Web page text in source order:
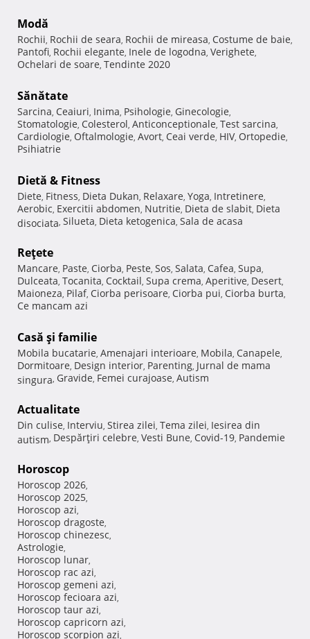
Modă
Rochii, Rochii de seara, Rochii de mireasa, Costume de baie,
Pantofi, Rochii elegante, Inele de logodna, Verighete,
Ochelari de soare, Tendinte 2020
Sănătate
Sarcina, Ceaiuri, Inima, Psihologie, Ginecologie,
Stomatologie, Colesterol, Anticonceptionale, Test sarcina,
Cardiologie, Oftalmologie, Avort, Ceai verde, HIV, Ortopedie,
Psihiatrie
Dietă & Fitness
Diete, Fitness, Dieta Dukan, Relaxare, Yoga, Intretinere,
Aerobic, Exercitii abdomen, Nutritie, Dieta de slabit, Dieta
disociata, Silueta, Dieta ketogenica, Sala de acasa
Reţete
Mancare, Paste, Ciorba, Peste, Sos, Salata, Cafea, Supa,
Dulceata, Tocanita, Cocktail, Supa crema, Aperitive, Desert,
Maioneza, Pilaf, Ciorba perisoare, Ciorba pui, Ciorba burta,
Ce mancam azi
Casă şi familie
Mobila bucatarie, Amenajari interioare, Mobila, Canapele,
Dormitoare, Design interior, Parenting, Jurnal de mama
singura, Gravide, Femei curajoase, Autism
Actualitate
Din culise, Interviu, Stirea zilei, Tema zilei, Iesirea din
autism, Despărţiri celebre, Vesti Bune, Covid-19, Pandemie
Horoscop
Horoscop 2026,
Horoscop 2025,
Horoscop azi,
Horoscop dragoste,
Horoscop chinezesc,
Astrologie,
Horoscop lunar,
Horoscop rac azi,
Horoscop gemeni azi,
Horoscop fecioara azi,
Horoscop taur azi,
Horoscop capricorn azi,
Horoscop scorpion azi,